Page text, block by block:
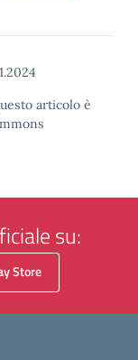
articolo è
su:
Store